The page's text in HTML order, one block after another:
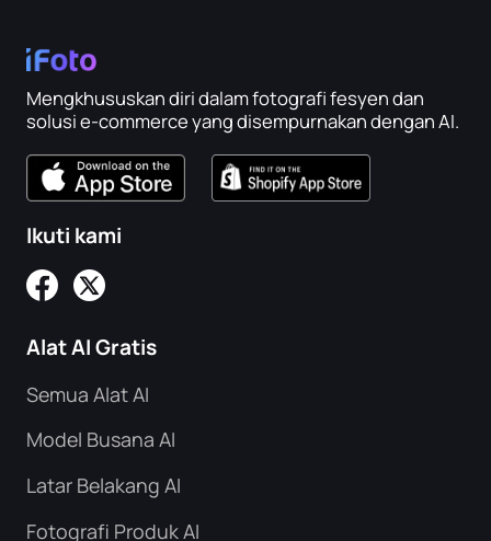
Mengkhususkan diri dalam fotografi fesyen dan
solusi e-commerce yang disempurnakan dengan AI.
Ikuti kami
Alat AI Gratis
Semua Alat AI
Model Busana AI
Latar Belakang AI
Fotografi Produk AI